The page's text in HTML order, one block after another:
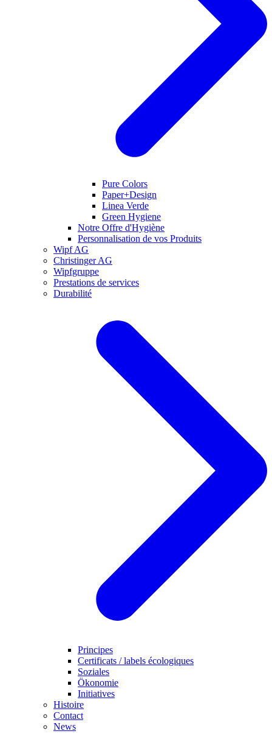
Pure Colors
Paper+Design
Linea Verde
Green Hygiene
Notre Offre d'Hygiène
Personnalisation de vos Produits
Wipf AG
Christinger AG
Wipfgruppe
Prestations de services
Durabilité
Principes
Certificats / labels écologiques
Soziales
Ökonomie
Initiatives
Histoire
Contact
News